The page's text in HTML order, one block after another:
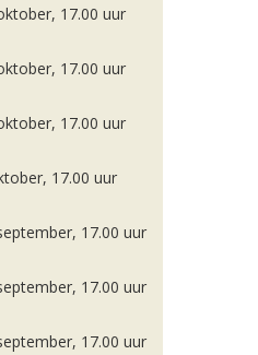
17.00 uur
17.00 uur
17.00 uur
17.00 uur
17.00 uur
17.00 uur
17.00 uur